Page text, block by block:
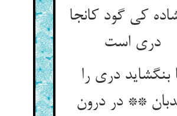
کی گود کانجا
بنگشاید دری را
** در درون